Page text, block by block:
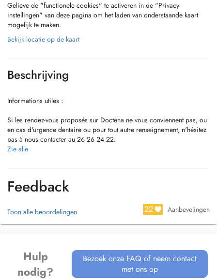
Gelieve de "functionele cookies" te activeren in de "Privacy
instellingen" van deze pagina om het laden van onderstaande kaart
mogelijk te maken.
Bekijk locatie op de kaart
Beschrijving
Informations utiles :
Si les rendez-vous proposés sur Doctena ne vous conviennent pas, ou
en cas d'urgence dentaire ou pour tout autre renseignement, n'hésitez
pas à nous contacter au 26 26 24 22.
Zie alle
Feedback
Toon alle beoordelingen 22 Aanbevelingen
Hulp
nodig?
Bezoek onze FAQ of neem contact
met ons op